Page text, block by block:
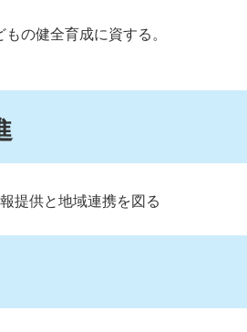
の健全育成に資する。
提供と地域連携を図る